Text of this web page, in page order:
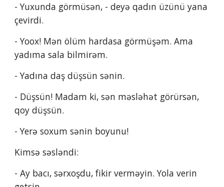
- Yuxunda görmüsən, - deyə qadın üzünü yana
çevirdi.
- Yoox! Mən ölüm hardasa görmüşəm. Ama
yadıma sala bilmirəm.
- Yadına daş düşsün sənin.
- Düşsün! Madam ki, sən məsləhət görürsən,
qoy düşsün.
- Yerə soxum sənin boyunu!
Kimsə səsləndi:
- Ay bacı, sərxoşdu, fikir verməyin. Yola verin